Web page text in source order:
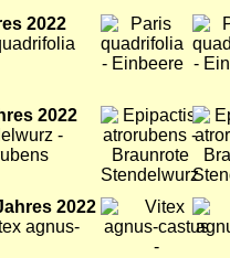
2022
Bild Bild
2022
-
Bild Bild
2022
agnus-
Bild Bild